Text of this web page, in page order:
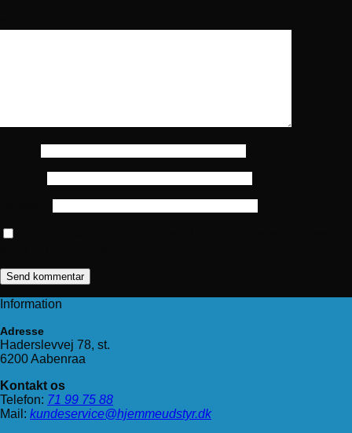
Information
Adresse
Haderslevvej 78, st.
6200 Aabenraa
Kontakt os
Telefon: 71 99 75 88
Mail: kundeservice@hjemmeudstyr.dk